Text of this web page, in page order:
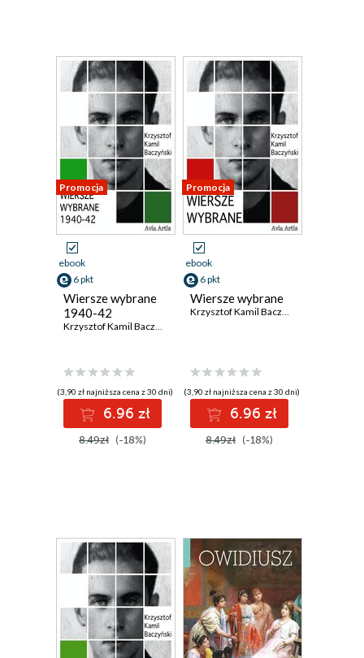
Promocja
ebook
6 pkt
Wiersze wybrane
1940-42
Krzysztof Kamil Baczyński
(3,90 zł najniższa cena z 30 dni)
6.96 zł
8.49zł (-18%)
Promocja
ebook
6 pkt
Wiersze wybrane
Krzysztof Kamil Baczyński
(3,90 zł najniższa cena z 30 dni)
6.96 zł
8.49zł (-18%)